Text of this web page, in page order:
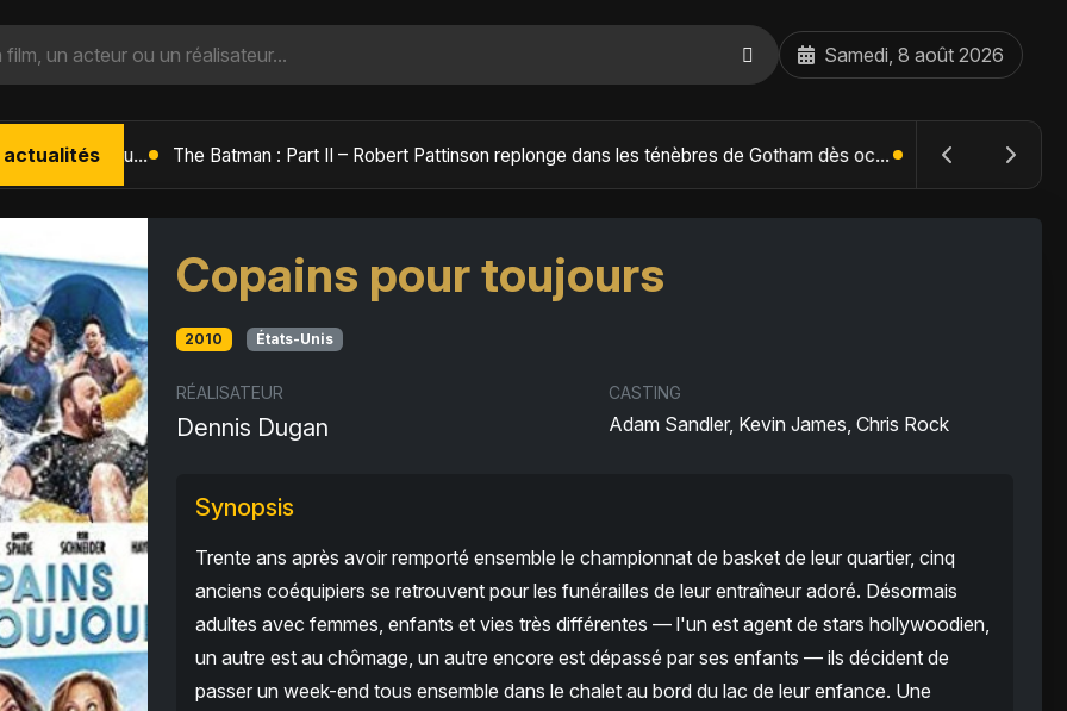
Samedi, 8 août 2026
actualités L'Âge de Glace : Le Réveil du Volcan – Manny, Sid et Diego de retour pour une aventure explosive The Batman : Part II – Robert Pattinson replonge dans les ténèbres de Gotham dès octobre 2027
Copains pour toujours
2010 États-Unis
RÉALISATEUR
Dennis Dugan
CASTING
Adam Sandler, Kevin James, Chris Rock
Synopsis
Trente ans après avoir remporté ensemble le championnat de basket de leur quartier, cinq
anciens coéquipiers se retrouvent pour les funérailles de leur entraîneur adoré. Désormais
adultes avec femmes, enfants et vies très différentes — l'un est agent de stars hollywoodien,
un autre est au chômage, un autre encore est dépassé par ses enfants — ils décident de
passer un week-end tous ensemble dans le chalet au bord du lac de leur enfance. Une